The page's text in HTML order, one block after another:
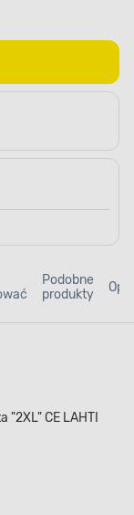
Podobne
produkty
CE LAHTI